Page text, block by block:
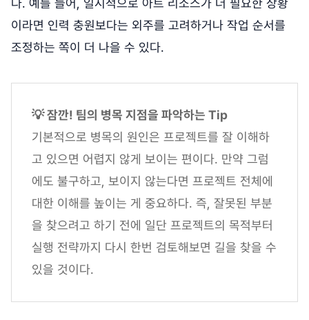
다. 예를 들어, 일시적으로 아트 리소스가 더 필요한 상황
이라면 인력 충원보다는 외주를 고려하거나 작업 순서를
조정하는 쪽이 더 나을 수 있다.
💡 잠깐! 팀의 병목 지점을 파악하는 Tip
기본적으로 병목의 원인은 프로젝트를 잘 이해하
고 있으면 어렵지 않게 보이는 편이다. 만약 그럼
에도 불구하고, 보이지 않는다면 프로젝트 전체에
대한 이해를 높이는 게 중요하다. 즉, 잘못된 부분
을 찾으려고 하기 전에 일단 프로젝트의 목적부터
실행 전략까지 다시 한번 검토해보면 길을 찾을 수
있을 것이다.